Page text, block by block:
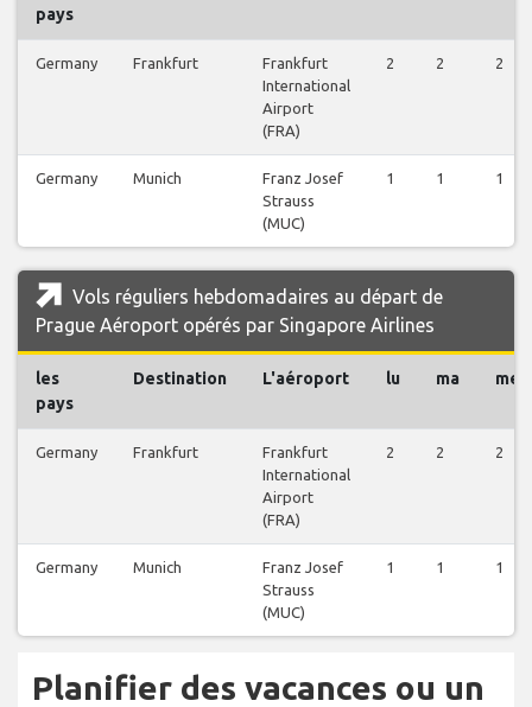
pays
Germany Frankfurt
Frankfurt
International
Airport
(FRA)
2 2 2
Germany Munich
Franz Josef
Strauss
(MUC)
1 1 1
Vols réguliers hebdomadaires au départ de
Prague Aéroport opérés par Singapore Airlines
les
pays
Destination L'aéroport lu ma me
Germany Frankfurt
Frankfurt
International
Airport
(FRA)
2 2 2
Germany Munich
Franz Josef
Strauss
(MUC)
1 1 1
Planifier des vacances ou un